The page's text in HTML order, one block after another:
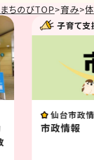
まちのびTOP>育み>
子育て支
仙台市政
市政情報